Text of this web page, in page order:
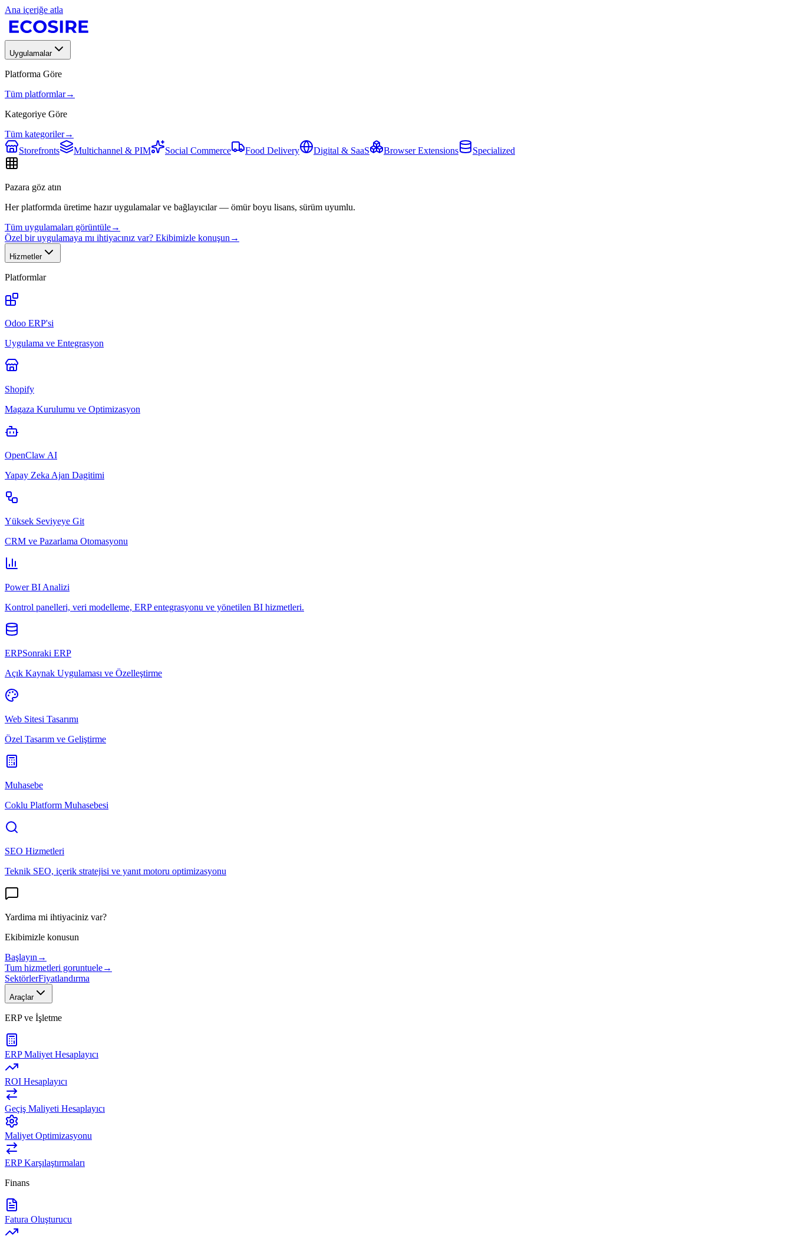
Ana içeriğe atla
Uygulamalar
Platforma Göre
Tüm platformlar→
Kategoriye Göre
Tüm kategoriler→
Storefronts
Multichannel & PIM Social Commerce Food Delivery Digital & SaaS Browser Extensions Specialized
Pazara göz atın
Her platformda üretime hazır uygulamalar ve bağlayıcılar — ömür boyu lisans, sürüm uyumlu.
Tüm uygulamaları görüntüle→
Özel bir uygulamaya mı ihtiyacınız var? Ekibimizle konuşun →
Hizmetler
Platformlar
Odoo ERP'si
Uygulama ve Entegrasyon
Shopify
Magaza Kurulumu ve Optimizasyon
OpenClaw AI
Yapay Zeka Ajan Dagitimi
Yüksek Seviyeye Git
CRM ve Pazarlama Otomasyonu
Power BI Analizi
Kontrol panelleri, veri modelleme, ERP entegrasyonu ve yönetilen BI hizmetleri.
ERPSonraki ERP
Açık Kaynak Uygulaması ve Özelleştirme
Web Sitesi Tasarımı
Özel Tasarım ve Geliştirme
Muhasebe
Coklu Platform Muhasebesi
SEO Hizmetleri
Teknik SEO, içerik stratejisi ve yanıt motoru optimizasyonu
Yardima mi ihtiyaciniz var?
Ekibimizle konusun
Başlayın →
Tum hizmetleri goruntuele→
SektörlerFiyatlandırma
Araçlar
ERP ve İşletme
ERP Maliyet Hesaplayıcı
ROI Hesaplayıcı
Geçiş Maliyeti Hesaplayıcı
Maliyet Optimizasyonu
ERP Karşılaştırmaları
Finans
Fatura Oluşturucu